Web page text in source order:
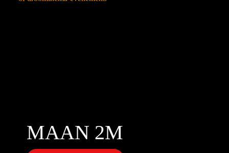
MAAN 2M